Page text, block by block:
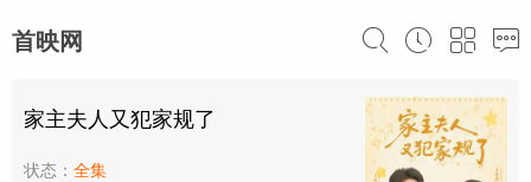
首映网
家主夫人又犯家规了
状态： 全集